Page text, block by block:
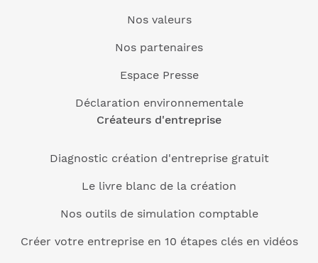
Nos valeurs
Nos partenaires
Espace Presse
Déclaration environnementale
Créateurs d'entreprise
Diagnostic création d'entreprise gratuit
Le livre blanc de la création
Nos outils de simulation comptable
Créer votre entreprise en 10 étapes clés en vidéos